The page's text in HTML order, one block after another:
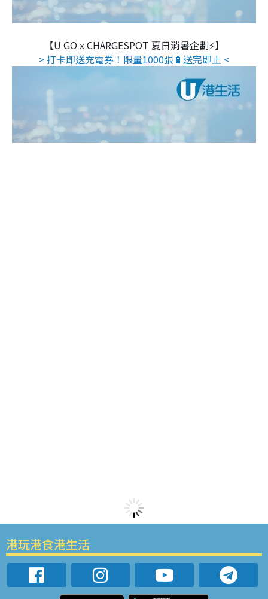
【U GO x CHARGESPOT 夏日消暑企劃⚡】
> 打卡即送充電券！限量1000張🔋送完即止 <
港玩港食港生活